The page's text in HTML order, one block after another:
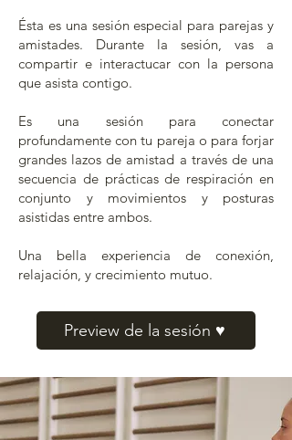
Ésta es una sesión especial para parejas y
amistades. Durante la sesión, vas a
compartir e interactucar con la persona
que asista contigo.
Es una sesión para conectar
profundamente con tu pareja o para forjar
grandes lazos de amistad a través de una
secuencia de prácticas de respiración en
conjunto y movimientos y posturas
asistidas entre ambos.
Una bella experiencia de conexión,
relajación, y crecimiento mutuo.
Preview de la sesión ♥️